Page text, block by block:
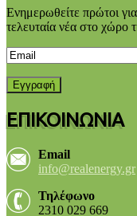
Ενημερωθείτε πρώτοι
τελευταία νέα στο χώρο
ΕΠΙΚΟΙΝΩΝΙΑ
Email
info@realenergy.gr
Τηλέφωνο
2310 029 669